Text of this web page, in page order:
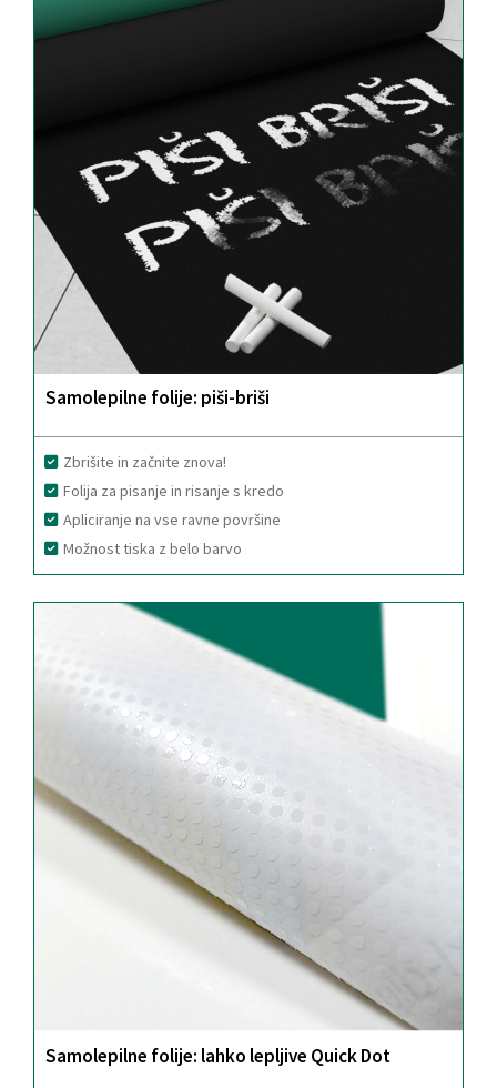
Samolepilne folije: piši-briši
Zbrišite in začnite znova!
Folija za pisanje in risanje s kredo
Apliciranje na vse ravne površine
Možnost tiska z belo barvo
Samolepilne folije: lahko lepljive Quick Dot